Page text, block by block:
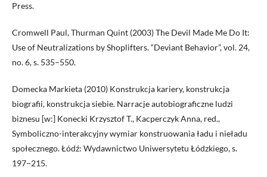
Press.
Cromwell Paul, Thurman Quint (2003) The Devil Made Me Do It:
Use of Neutralizations by Shoplifters. “Deviant Behavior”, vol. 24,
no. 6, s. 535–550.
Domecka Markieta (2010) Konstrukcja kariery, konstrukcja
biografii, konstrukcja siebie. Narracje autobiograficzne ludzi
biznesu [w:] Konecki Krzysztof T., Kacperczyk Anna, red.,
Symboliczno-interakcyjny wymiar konstruowania ładu i nieładu
społecznego. Łódź: Wydawnictwo Uniwersytetu Łódzkiego, s.
197−215.